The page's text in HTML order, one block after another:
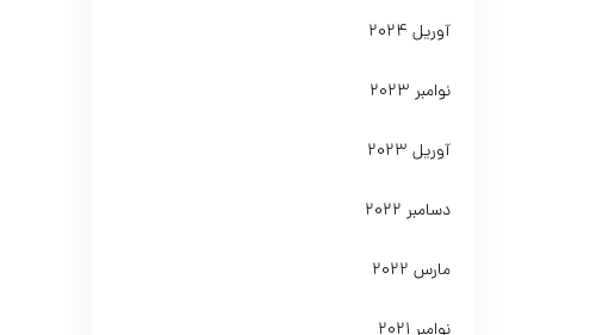
آوریل 2024
نوامبر 2023
آوریل 2023
دسامبر 2022
مارس 2022